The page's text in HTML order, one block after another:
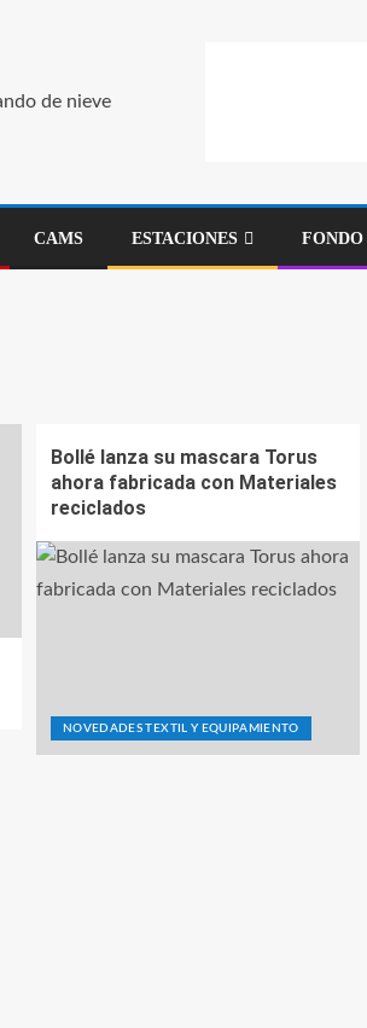
CAMS ESTACIONES FONDO
NOVEDADES TEXTIL Y EQUIPAMIENTO
Bollé lanza su mascara Torus
ahora fabricada con Materiales
reciclados